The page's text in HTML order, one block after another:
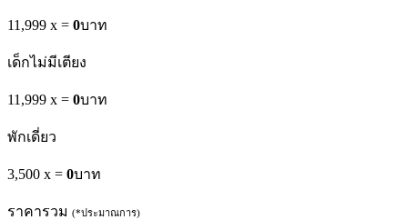
11,999 x = 0บาท
เด็กไม่มีเตียง
11,999 x = 0บาท
พักเดี่ยว
3,500 x = 0บาท
ราคารวม (*ประมาณการ)